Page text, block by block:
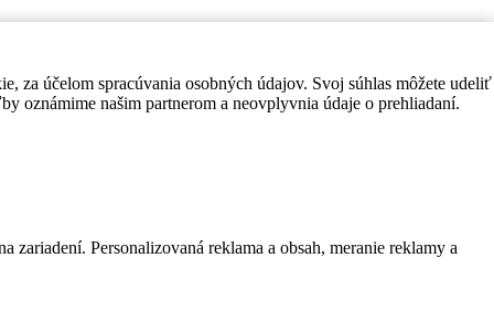
za účelom spracúvania osobných údajov. Svoj súhlas môžete udeliť
oznámime našim partnerom a neovplyvnia údaje o prehliadaní.
Personalizovaná reklama a obsah, meranie reklamy a